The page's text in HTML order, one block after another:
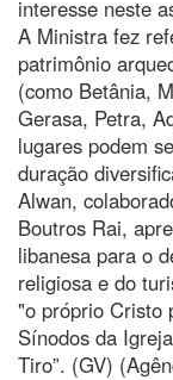
interesse neste
A Ministra fez
patrimônio
(como Betânia,
Gerasa, Petra,
lugares podem
duração
Alwan,
Boutros Rai,
libanesa para o
religiosa e do
"o próprio Cristo
Sínodos da
Tiro”. (GV)